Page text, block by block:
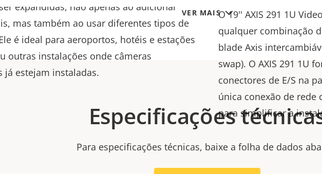
VER MAIS
expandidas, não apenas ao adicionar
mas também ao usar diferentes tipos de
é ideal para aeroportos, hotéis e estações
outras instalações onde câmeras
já estejam instaladas.
O 19'' AXIS 291 1U
qualquer combinação
blade Axis
swap). O AXIS 291 1U
conectores de E/S na
única conexão de rede
para simplificar a
Especificações
Para especificações técnicas, baixe a folha de dados